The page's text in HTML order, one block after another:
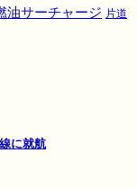
油サーチャージ 片道
に就航